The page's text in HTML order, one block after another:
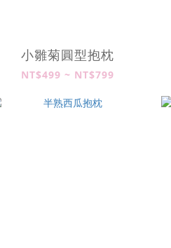
小雛菊圓型抱枕
NT$499 ~ NT$799